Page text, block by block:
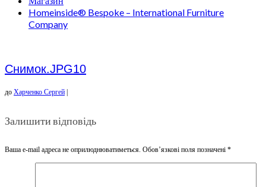
Homeinside® Bespoke – International Furniture
Company
Снимок.JPG10
до Харченко Сергей
Залишити відповідь
Ваша e-mail адреса не оприлюднюватиметься. Обов’язкові поля позначені *